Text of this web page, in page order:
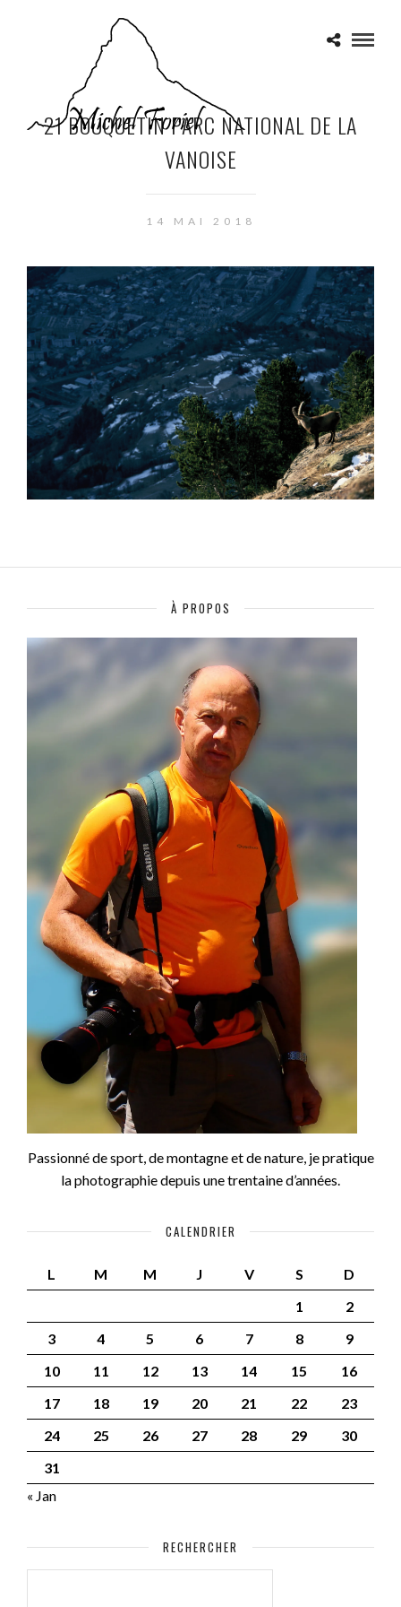
21 BOUQUETIN PARC NATIONAL DE LA
VANOISE
14 MAI 2018
À PROPOS
Passionné de sport, de montagne et de nature, je pratique
la photographie depuis une trentaine d’années.
CALENDRIER
L M M J V S
D
1
2
3
4 5 6 7 8
9
10
11 12 13 14 15
16
17
18 19 20 21 22
23
24
25 26 27 28 29
30
31
« Jan
RECHERCHER